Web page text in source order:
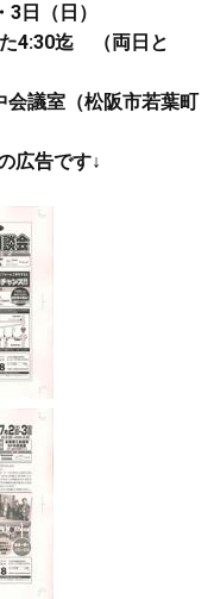
日（日）
4:30迄 （両日と
議室（松阪市若葉町
広告です↓